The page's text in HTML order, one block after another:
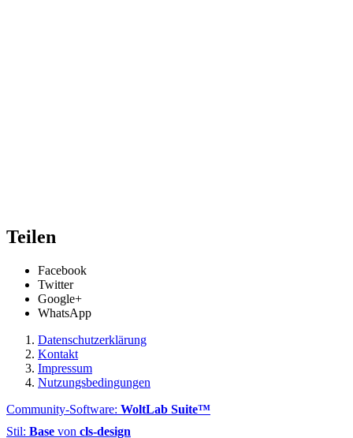
Teilen
Facebook
Twitter
Google+
WhatsApp
Datenschutzerklärung
Kontakt
Impressum
Nutzungsbedingungen
Community-Software: WoltLab Suite™
Stil: Base von cls-design